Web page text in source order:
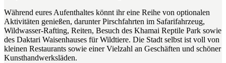
Während eures Aufenthaltes könnt ihr eine Reihe von optionalen
Aktivitäten genießen, darunter Pirschfahrten im Safarifahrzeug,
Wildwasser-Rafting, Reiten, Besuch des Khamai Reptile Park sowie
des Daktari Waisenhauses für Wildtiere. Die Stadt selbst ist voll von
kleinen Restaurants sowie einer Vielzahl an Geschäften und schöner
Kunsthandwerksläden.